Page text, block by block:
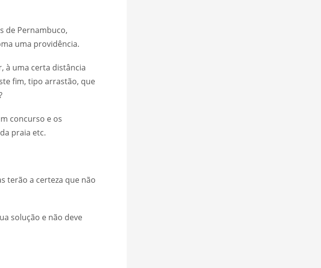
de Pernambuco,
uma providência.
à uma certa distância
fim, tipo arrastão, que
concurso e os
praia etc.
terão a certeza que não
solução e não deve